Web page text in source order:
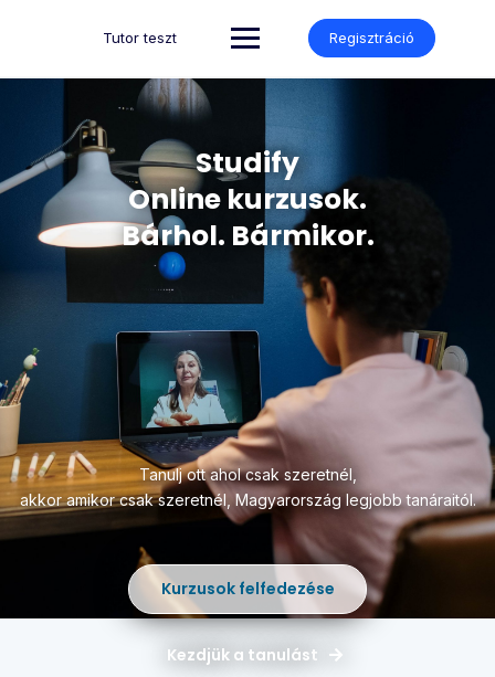
Tutor teszt Regisztráció
Studify
Online kurzusok.
Bárhol. Bármikor.
Tanulj ott ahol csak szeretnél,
akkor amikor csak szeretnél,Magyarország legjobb tanáraitól.
Kurzusok felfedezése
Kezdjük a tanulást